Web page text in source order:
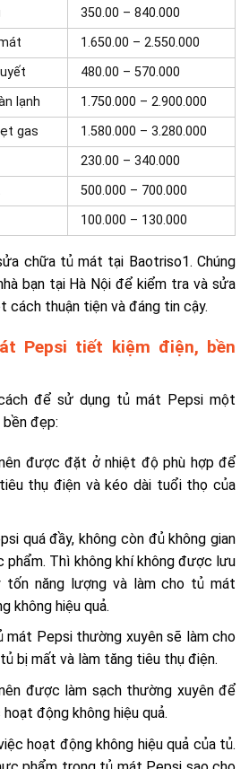
350.00 – 840.000
1.650.00 – 2.550.000
480.00 – 570.000
lạnh
1.750.000 – 2.900.000
gas
1.580.000 – 3.280.000
230.00 – 340.000
500.000 – 700.000
100.000 – 130.000
chữa tủ mát tại Baotriso1. Chúng
bạn tại Hà Nội để kiểm tra và sửa
cách thuận tiện và đáng tin cậy.
Pepsi tiết kiệm điện, bền
để sử dụng tủ mát Pepsi một
đẹp:
được đặt ở nhiệt độ phù hợp để
thụ điện và kéo dài tuổi thọ của
quá đầy, không còn đủ không gian
Thì không khí không được lưu
tốn năng lượng và làm cho tủ mát
không hiệu quả.
mát Pepsi thường xuyên sẽ làm cho
bị mất và làm tăng tiêu thụ điện.
được làm sạch thường xuyên để
động không hiệu quả.
hoạt động không hiệu quả của tủ.